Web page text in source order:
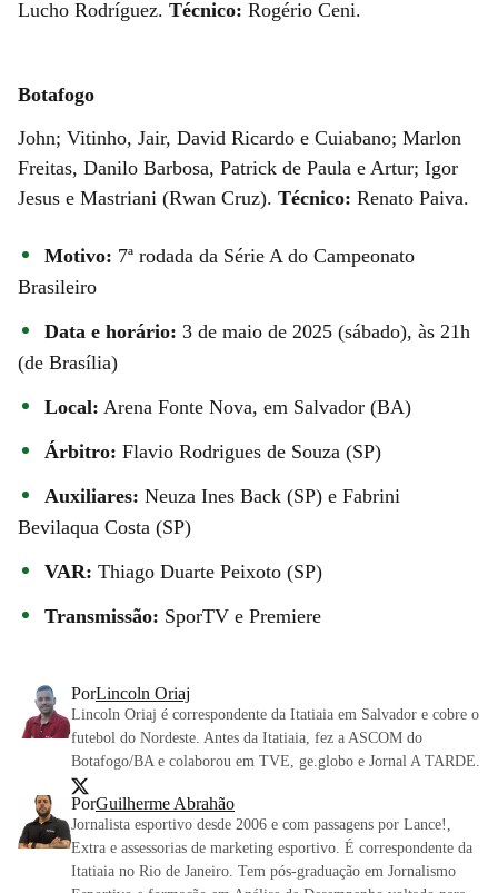
Lucho Rodríguez. Técnico: Rogério Ceni.
Botafogo
John; Vitinho, Jair, David Ricardo e Cuiabano; Marlon
Freitas, Danilo Barbosa, Patrick de Paula e Artur; Igor
Jesus e Mastriani (Rwan Cruz). Técnico: Renato Paiva.
Motivo: 7ª rodada da Série A do Campeonato
Brasileiro
Data e horário: 3 de maio de 2025 (sábado), às 21h
(de Brasília)
Local: Arena Fonte Nova, em Salvador (BA)
Árbitro: Flavio Rodrigues de Souza (SP)
Auxiliares: Neuza Ines Back (SP) e Fabrini
Bevilaqua Costa (SP)
VAR: Thiago Duarte Peixoto (SP)
Transmissão: SporTV e Premiere
PorLincoln Oriaj
Lincoln Oriaj é correspondente da Itatiaia em Salvador e cobre o
futebol do Nordeste. Antes da Itatiaia, fez a ASCOM do
Botafogo/BA e colaborou em TVE, ge.globo e Jornal A TARDE.
PorGuilherme Abrahão
Jornalista esportivo desde 2006 e com passagens por Lance!,
Extra e assessorias de marketing esportivo. É correspondente da
Itatiaia no Rio de Janeiro. Tem pós-graduação em Jornalismo